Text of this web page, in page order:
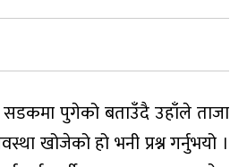
सडकमा पुगेको बताउँदै उहाँले ताजा
खोजेको हो भनी प्रश्न गर्नुभयो ।